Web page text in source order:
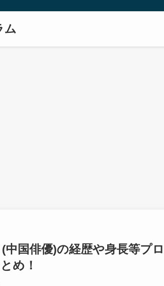
ム
中国俳優)の経歴や身長等プ
め！